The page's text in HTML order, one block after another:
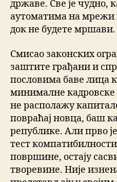
државе. Све је чудно,
аутоматима на мрежи
док не будете мршави.
Смисао законских
заштите грађани и
пословима баве лица
минималне кадровске
не располажу
повраћај новца, баш
републике. Али прво
тест
површине, остају
творевине. Није